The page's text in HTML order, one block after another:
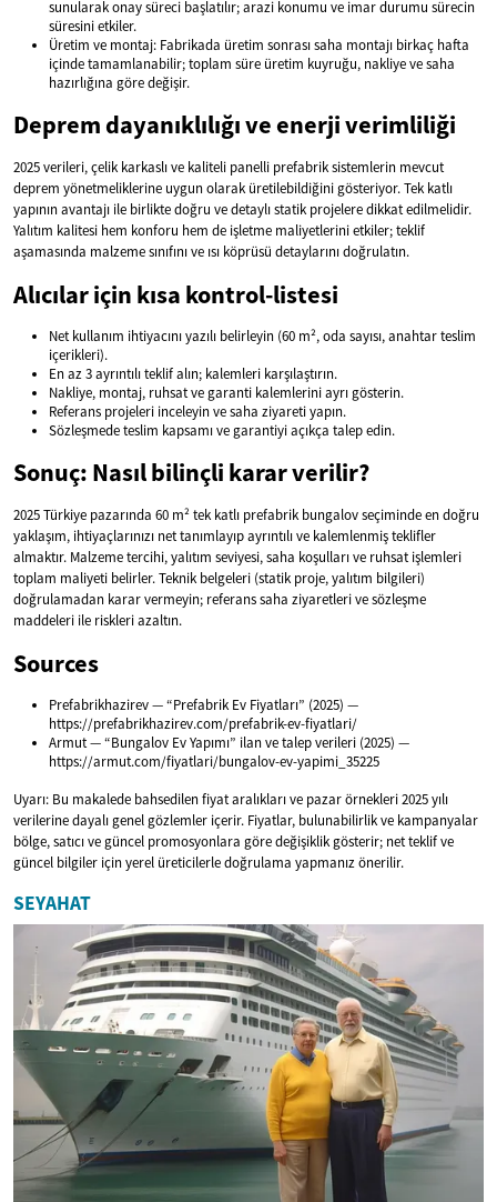
sunularak onay süreci başlatılır; arazi konumu ve imar durumu sürecin
süresini etkiler.
Üretim ve montaj: Fabrikada üretim sonrası saha montajı birkaç hafta
içinde tamamlanabilir; toplam süre üretim kuyruğu, nakliye ve saha
hazırlığına göre değişir.
Deprem dayanıklılığı ve enerji verimliliği
2025 verileri, çelik karkaslı ve kaliteli panelli prefabrik sistemlerin mevcut
deprem yönetmeliklerine uygun olarak üretilebildiğini gösteriyor. Tek katlı
yapının avantajı ile birlikte doğru ve detaylı statik projelere dikkat edilmelidir.
Yalıtım kalitesi hem konforu hem de işletme maliyetlerini etkiler; teklif
aşamasında malzeme sınıfını ve ısı köprüsü detaylarını doğrulatın.
Alıcılar için kısa kontrol-listesi
Net kullanım ihtiyacını yazılı belirleyin (60 m², oda sayısı, anahtar teslim
içerikleri).
En az 3 ayrıntılı teklif alın; kalemleri karşılaştırın.
Nakliye, montaj, ruhsat ve garanti kalemlerini ayrı gösterin.
Referans projeleri inceleyin ve saha ziyareti yapın.
Sözleşmede teslim kapsamı ve garantiyi açıkça talep edin.
Sonuç: Nasıl bilinçli karar verilir?
2025 Türkiye pazarında 60 m² tek katlı prefabrik bungalov seçiminde en doğru
yaklaşım, ihtiyaçlarınızı net tanımlayıp ayrıntılı ve kalemlenmiş teklifler
almaktır. Malzeme tercihi, yalıtım seviyesi, saha koşulları ve ruhsat işlemleri
toplam maliyeti belirler. Teknik belgeleri (statik proje, yalıtım bilgileri)
doğrulamadan karar vermeyin; referans saha ziyaretleri ve sözleşme
maddeleri ile riskleri azaltın.
Sources
Prefabrikhazirev — “Prefabrik Ev Fiyatları” (2025) —
https://prefabrikhazirev.com/prefabrik-ev-fiyatlari/
Armut — “Bungalov Ev Yapımı” ilan ve talep verileri (2025) —
https://armut.com/fiyatlari/bungalov-ev-yapimi_35225
Uyarı: Bu makalede bahsedilen fiyat aralıkları ve pazar örnekleri 2025 yılı
verilerine dayalı genel gözlemler içerir. Fiyatlar, bulunabilirlik ve kampanyalar
bölge, satıcı ve güncel promosyonlara göre değişiklik gösterir; net teklif ve
güncel bilgiler için yerel üreticilerle doğrulama yapmanız önerilir.
SEYAHAT